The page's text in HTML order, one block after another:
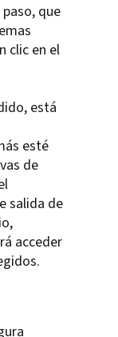
que
clic en el
está
esté
de
salida de
acceder